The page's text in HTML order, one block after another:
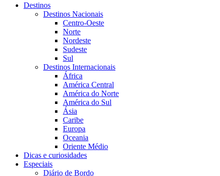
Destinos
Destinos Nacionais
Centro-Oeste
Norte
Nordeste
Sudeste
Sul
Destinos Internacionais
África
América Central
América do Norte
América do Sul
Ásia
Caribe
Europa
Oceania
Oriente Médio
Dicas e curiosidades
Especiais
Diário de Bordo